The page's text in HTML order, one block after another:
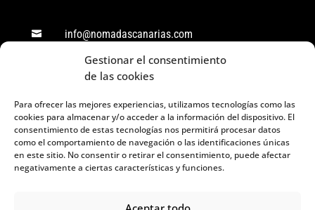
Gestionar el consentimiento
de las cookies
Para ofrecer las mejores experiencias, utilizamos tecnologías como las
cookies para almacenar y/o acceder a la información del dispositivo. El
consentimiento de estas tecnologías nos permitirá procesar datos
como el comportamiento de navegación o las identificaciones únicas
en este sitio. No consentir o retirar el consentimiento, puede afectar
negativamente a ciertas características y funciones.
 info@nomadascanarias.com
Ctra. General Icod - Santa Cruz (TF-320), km
SÍGUENOS